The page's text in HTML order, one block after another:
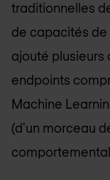
traditionnelles
de capacités
ajouté plusieurs
endpoints
Machine
(d'un morceau